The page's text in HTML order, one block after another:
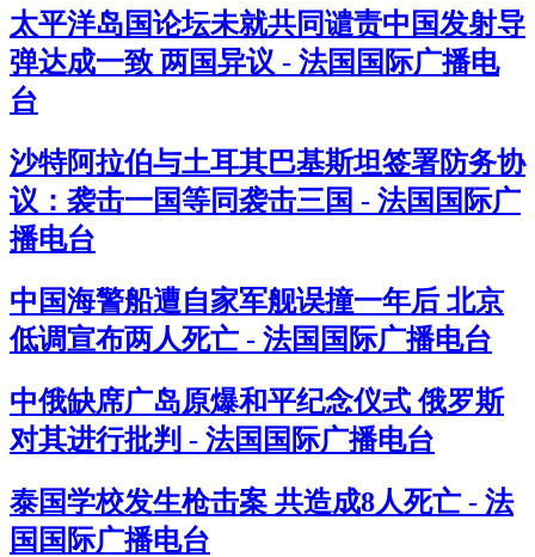
太平洋岛国论坛未就共同谴责中国发射导
弹达成一致 两国异议 - 法国国际广播电
台
沙特阿拉伯与土耳其巴基斯坦签署防务协
议：袭击一国等同袭击三国 - 法国国际广
播电台
中国海警船遭自家军舰误撞一年后 北京
低调宣布两人死亡 - 法国国际广播电台
中俄缺席广岛原爆和平纪念仪式 俄罗斯
对其进行批判 - 法国国际广播电台
泰国学校发生枪击案 共造成8人死亡 - 法
国国际广播电台